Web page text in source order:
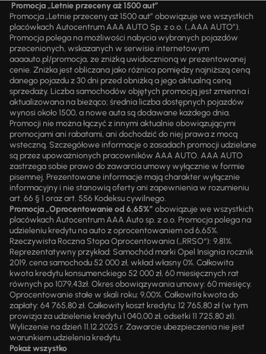
Promocja „Letnie przeceny aż 1500 aut”
Promocja „Letnie przeceny aż 1500 aut” obowiązuje we wszystkich
placówkach Autocentrum AAA AUTO Sp. z o.o. („AAA AUTO”).
Promocja polega na możliwości nabycia wybranych pojazdów
przecenionych, wskazanych w serwisie internetowym
aaaauto.pl/promocja, ze zniżką uwidocznioną w prezentowanej
cenie. Zniżka jest obliczana jako różnica pomiędzy najniższą ceną
danego pojazdu z 30 dni przed obniżką a jego aktualną ceną
sprzedaży. Liczba samochodów objętych promocją jest zmienna i
aktualizowana na bieżąco; średnia liczba dostępnych pojazdów
wynosi około 1500, a nowe auta są dodawane każdego dnia.
Promocji nie można łączyć z innymi aktualnie obowiązującymi
promocjami ani rabatami, ani dochodzić do niej prawa z mocą
wsteczną. Szczegółowe informacje o zasadach promocji udzielane
są przez upoważnionych pracowników AAA AUTO. AAA AUTO
zastrzega sobie prawo do zawarcia umowy wyłącznie w formie
pisemnej. Prezentowane informacje mają charakter wyłącznie
informacyjny i nie stanowią oferty ani zapewnienia w rozumieniu
art. 66 § 1 oraz art. 556 Kodeksu cywilnego.
Promocja „Oprocentowanie od 6,65%” obowiązuje we wszystkich
placówkach Autocentrum AAA Auto sp. z o.o. Promocja polega na
udzieleniu kredytu na auto z oprocentowaniem od 6,65%.
Rzeczywista Roczna Stopa Oprocentowania („RRSO“): 9,81%.
Reprezentatywny przykład: Samochód marki Opel Insignia rocznik
2019, cena samochodu 52 000 zł, wkład własny 0%. Całkowita
kwota kredytu konsumenckiego 52 000 zł, 60 miesięcznych rat
równych po 1079,43zł. Okres obowiązywania umowy: 60 miesięcy.
Oprocentowanie stałe w skali roku: 9,00%. Całkowita kwota do
zapłaty: 64 765,80 zł. Całkowity koszt kredytu: 12 765,80 zł (w tym
prowizja za udzielenie kredytu 1 040,00 zł, odsetki 11 725,80 zł).
Wyliczenie na dzień 11.12.2025 r. Zawarcie ubezpieczenia nie jest
warunkiem udzielenia kredytu.
Pokaż wszystko